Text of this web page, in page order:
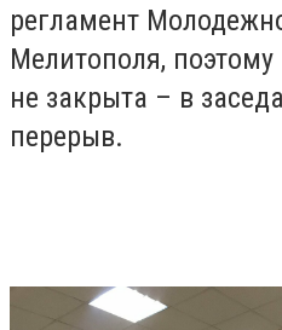
регламент
Мелитополя,
не закрыта – в
перерыв.